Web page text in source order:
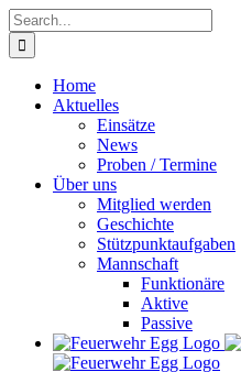
Skip
to
content
Search
for:
Home
Aktuelles
Einsätze
News
Proben / Termine
Über uns
Mitglied werden
Geschichte
Stützpunktaufgaben
Mannschaft
Funktionäre
Aktive
Passive